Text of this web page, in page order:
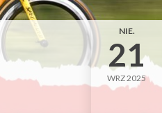
NIE.
21
WRZ 2025